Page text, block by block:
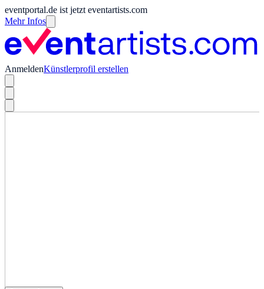
eventportal.de ist jetzt eventartists.com
Mehr Infos
AnmeldenKünstlerprofil erstellen